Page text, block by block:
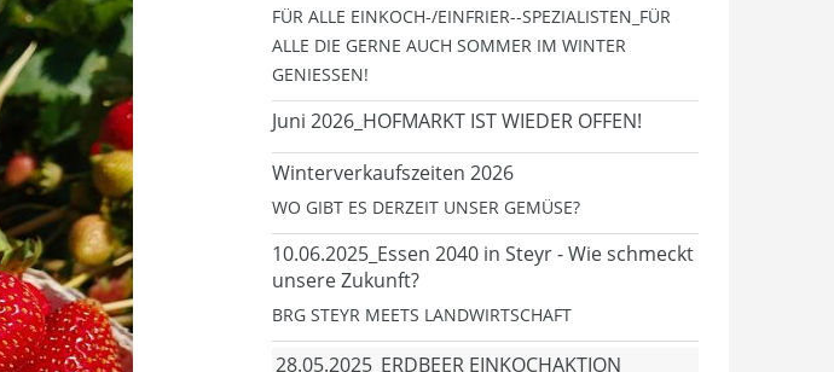
FÜR ALLE EINKOCH-/EINFRIER--SPEZIALISTEN_FÜR
ALLE DIE GERNE AUCH SOMMER IM WINTER
GENIESSEN!
Juni 2026_HOFMARKT IST WIEDER OFFEN!
Winterverkaufszeiten 2026
WO GIBT ES DERZEIT UNSER GEMÜSE?
10.06.2025_Essen 2040 in Steyr - Wie schmeckt
unsere Zukunft?
BRG STEYR MEETS LANDWIRTSCHAFT
28.05.2025_ERDBEER EINKOCHAKTION